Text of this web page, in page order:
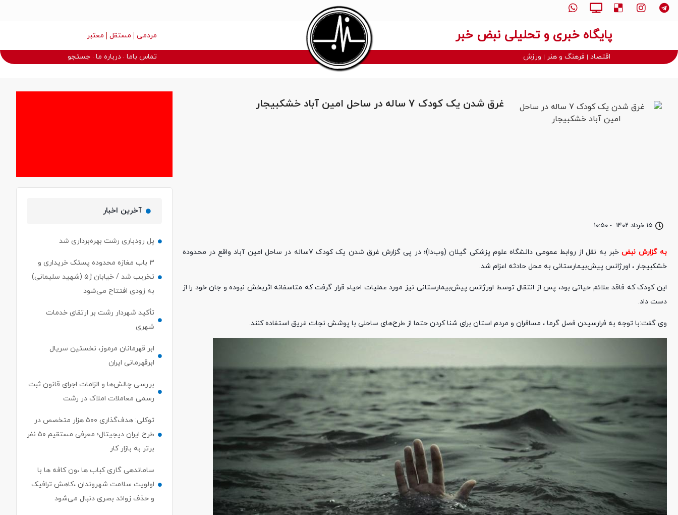
پایگاه خبری و تحلیلی نبض خبر مردمی مستقل معتبر
اقتصاد فرهنگ و هنر ورزش تماس باما درباره ما جستجو
۱۵ خرداد ۱۴۰۲ - ۱۰:۵۰
غرق شدن یک کودک 7 ساله در ساحل امین آباد خشکبیجار
به گزارش نبض
خبر به نقل از روابط عمومی دانشگاه علوم پزشکی گیلان (وب‌دا)؛ در پی گزارش غرق شدن یک کودک ۷ساله در ساحل امین آباد واقع در محدوده
خشکبیجار ، اورژانس پیش‌بیمارستانی به محل حادثه اعزام شد.
این کودک که فاقد علائم حیاتی بود، پس از انتقال توسط اورژانس پیش‌بیمارستانی نیز مورد عملیات احیاء قرار گرفت که متاسفانه اثربخش نبوده و جان خود را از
دست داد.
وی گفت:با توجه به فرارسیدن فصل گرما ، مسافران و مردم استان برای شنا کردن حتما از طرح‌های ساحلی با پوشش نجات غریق استفاده کنند.
آخرین اخبار
پل رودباری رشت بهره‌برداری شد
۳ باب مغازه محدوده پستک خریداری و
تخریب شد / خیابان ژ۵ (شهید سلیمانی)
به زودی افتتاح می‌شود
تأکید شهردار رشت بر ارتقای خدمات
شهری
ابر قهرمانان مرموز، نخستین سریال
ابرقهرمانی ایران
بررسی چالش‌ها و الزامات اجرای قانون ثبت
رسمی معاملات املاک در رشت
توکلی: هدف‌گذاری ۵۰۰ هزار متخصص در
طرح ایران دیجیتال؛ معرفی مستقیم ۵۰ نفر
برتر به بازار کار
ساماندهی گاری کباب ها ،ون کافه ها با
اولویت سلامت شهروندان ،کاهش ترافیک
و حذف زوائد بصری دنبال می‌شود